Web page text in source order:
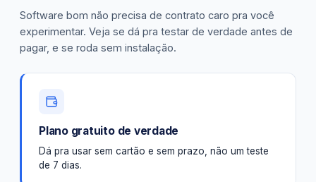
Software bom não precisa de contrato caro pra você
experimentar. Veja se dá pra testar de verdade antes de
pagar, e se roda sem instalação.
Plano gratuito de verdade
Dá pra usar sem cartão e sem prazo, não um teste
de 7 dias.